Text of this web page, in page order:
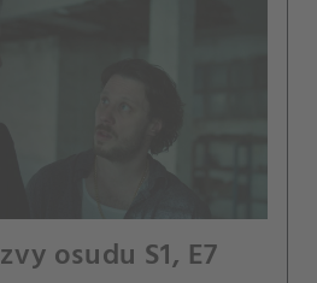
osudu S1, E7